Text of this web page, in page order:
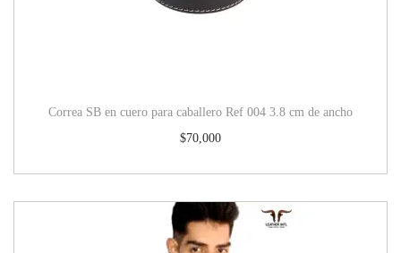
Correa SB en cuero para caballero Ref 004 3.8 cm de ancho
$70,000